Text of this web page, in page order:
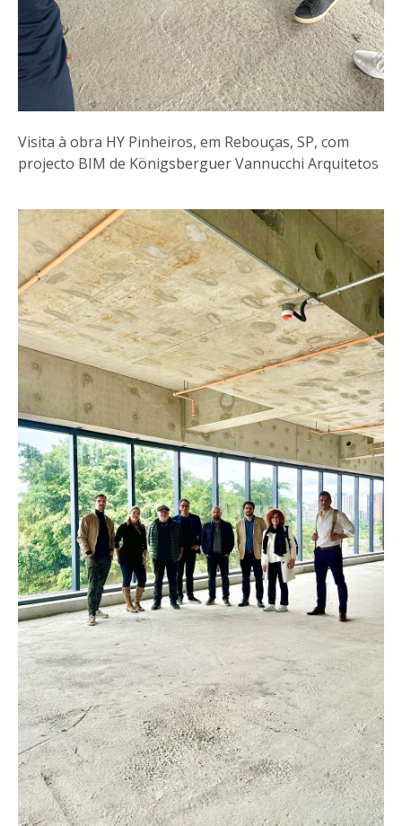
Visita à obra HY Pinheiros, em Rebouças, SP, com
projecto BIM de Königsberguer Vannucchi Arquitetos